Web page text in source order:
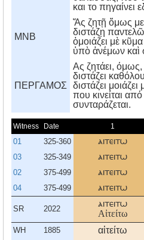
και το πηγαίνει
MNB
Ἄς ζητῇ ὅμως
διστάζῃ
ὁμοιάζει μὲ
ὑπὸ ἀνέμων καὶ
ΠΕΡΓΑΜΟΣ
Aς ζητάει,
διστάζει
διστάζει
που κινείται
συνταράζεται.
Witness Date 1
01 325-360 αιτειτω
03 325-349 αιτειτω
02 375-499 αιτειτω
04 375-499 αιτειτω
SR 2022
αιτειτω
Αἰτείτω
WH 1885 αἰτείτω